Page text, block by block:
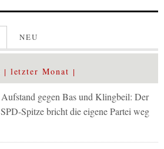
NEU
letzter Monat
Aufstand gegen Bas und Klingbeil: Der
SPD-Spitze bricht die eigene Partei weg